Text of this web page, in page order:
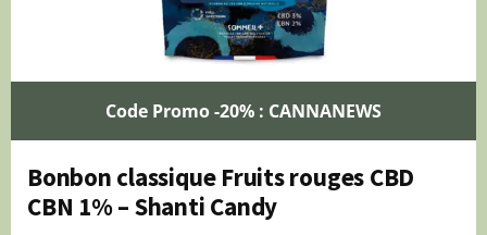
Code Promo -20% : CANNANEWS
Bonbon classique Fruits rouges CBD
CBN 1% – Shanti Candy